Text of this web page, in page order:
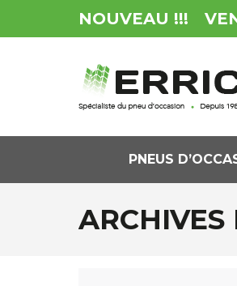
NOUVEAU !!!
PNEUS
ARCHIVES